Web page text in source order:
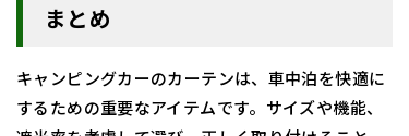
まとめ
キャンピングカーのカーテンは、車中泊を快適に
するための重要なアイテムです。サイズや機能、